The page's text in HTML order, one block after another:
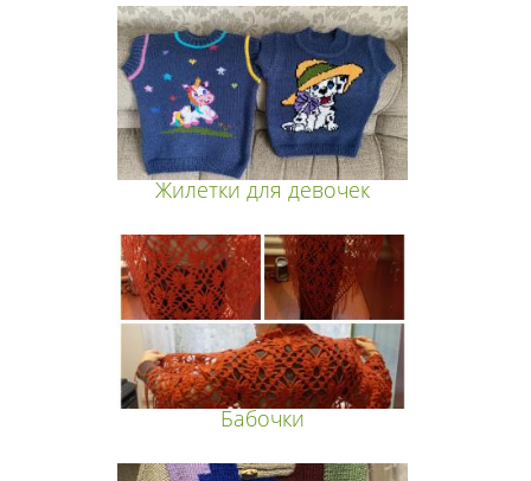
Жилетки для девочек
Бабочки